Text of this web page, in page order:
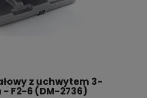
z uchwytem 3-
F2-6 (DM-2736)